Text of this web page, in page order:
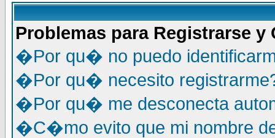
Problemas para Registrarse y
�Por qu� no puedo
�Por qu� necesito
�Por qu� me desconecta
�C�mo evito que mi nombre